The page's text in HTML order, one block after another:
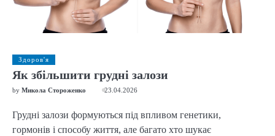
Здоров'я
Як збільшити грудні залози
by Микола Стороженко 23.04.2026
Грудні залози формуються під впливом генетики,
гормонів і способу життя, але багато хто шукає